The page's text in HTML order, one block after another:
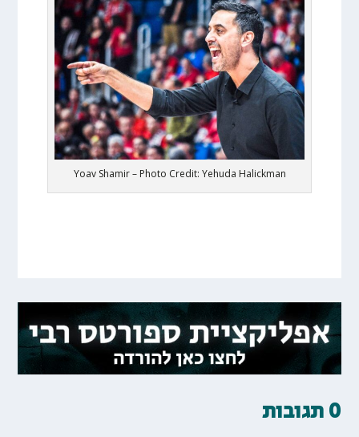
Yoav Shamir – Photo Credit: Yehuda Halickman
0 תגובות